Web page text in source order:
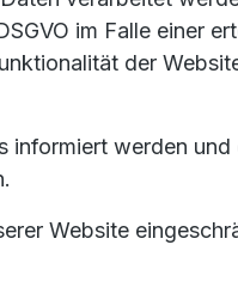
im Falle einer
der
werden
Website